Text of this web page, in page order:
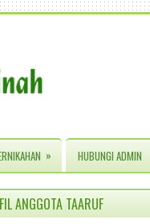
» HUBUNGI ADMIN
ANGGOTA TAARUF